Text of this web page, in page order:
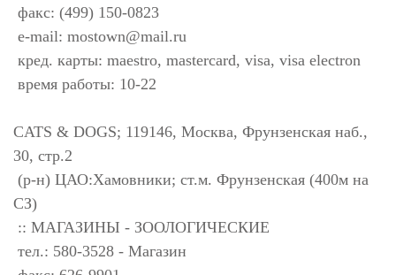
факс: (499) 150-0823
e-mail: mostown@mail.ru
кред. карты: maestro, mastercard, visa, visa electron
время работы: 10-22
CATS & DOGS; 119146, Москва, Фрунзенская наб.,
30, стр.2
(р-н) ЦАО:Хамовники; ст.м. Фрунзенская (400м на
СЗ)
:: МАГАЗИНЫ - ЗООЛОГИЧЕСКИЕ
тел.: 580-3528 - Магазин